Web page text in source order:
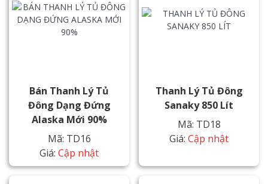
Bán Thanh Lý Tủ
Đông Dạng Đứng
Alaska Mới 90%
Mã: TD16
Giá: Cập nhật
Thanh Lý Tủ Đông
Sanaky 850 Lít
Mã: TD18
Giá: Cập nhật